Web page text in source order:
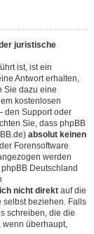
juristische
ist, ist ein
Antwort erhalten,
Sie dazu eine
kostenlosen
den Support oder
Sie, dass phpBB
absolut keinen
Forensoftware
werden
Deutschland
nicht direkt auf die
selbst beziehen. Falls
schreiben, die die
wenn überhaupt,